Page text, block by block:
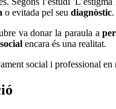
o evitada pel seu diagnòstic.
va donar la paraula a
encara és una realitat.
social i professional